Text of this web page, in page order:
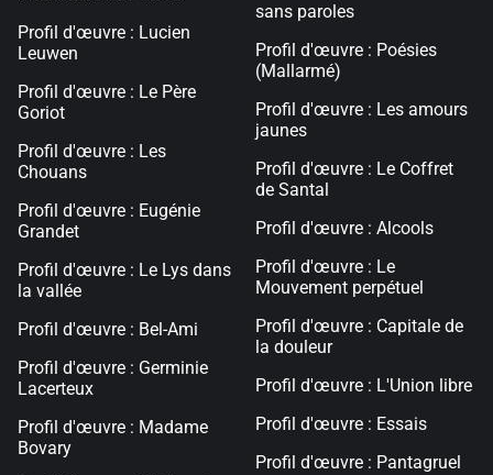
Profil d'œuvre : Lucien
Leuwen
Profil d'œuvre : Le Père
Goriot
Profil d'œuvre : Les
Chouans
Profil d'œuvre : Eugénie
Grandet
Profil d'œuvre : Le Lys dans
la vallée
Profil d'œuvre : Bel-Ami
Profil d'œuvre : Germinie
Lacerteux
Profil d'œuvre : Madame
Bovary
sans paroles
Profil d'œuvre : Poésies
(Mallarmé)
Profil d'œuvre : Les amours
jaunes
Profil d'œuvre : Le Coffret
de Santal
Profil d'œuvre : Alcools
Profil d'œuvre : Le
Mouvement perpétuel
Profil d'œuvre : Capitale de
la douleur
Profil d'œuvre : L'Union libre
Profil d'œuvre : Essais
Profil d'œuvre : Pantagruel